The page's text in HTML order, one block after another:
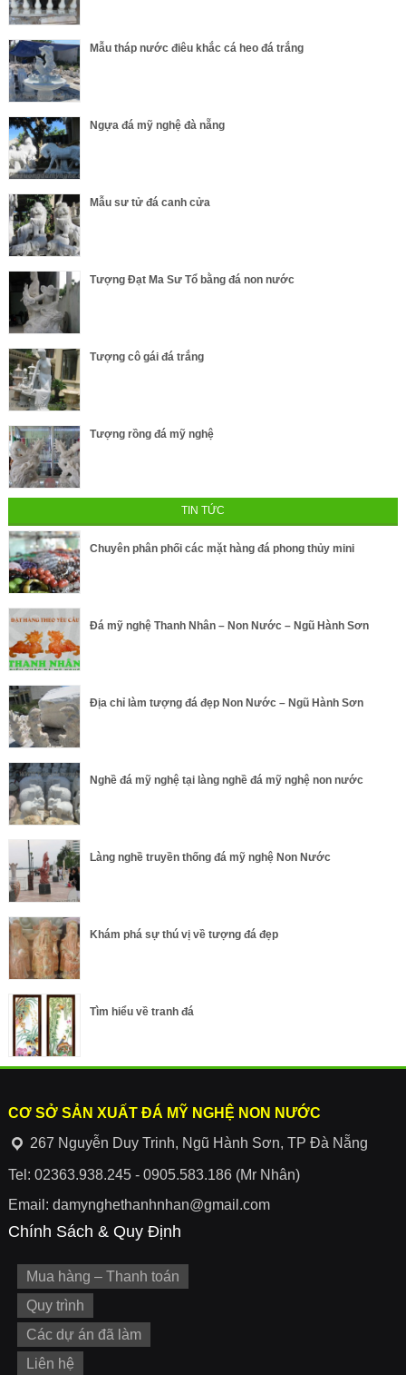
Mẫu tháp nước điêu khắc cá heo đá trắng
Ngựa đá mỹ nghệ đà nẵng
Mẫu sư tử đá canh cửa
Tượng Đạt Ma Sư Tổ bằng đá non nước
Tượng cô gái đá trắng
Tượng rồng đá mỹ nghệ
TIN TỨC
Chuyên phân phối các mặt hàng đá phong thủy mini
Đá mỹ nghệ Thanh Nhân – Non Nước – Ngũ Hành Sơn
Địa chỉ làm tượng đá đẹp Non Nước – Ngũ Hành Sơn
Nghề đá mỹ nghệ tại làng nghề đá mỹ nghệ non nước
Làng nghề truyền thống đá mỹ nghệ Non Nước
Khám phá sự thú vị về tượng đá đẹp
Tìm hiểu về tranh đá
CƠ SỞ SẢN XUẤT ĐÁ MỸ NGHỆ NON NƯỚC
267 Nguyễn Duy Trinh, Ngũ Hành Sơn, TP Đà Nẵng
Tel: 02363.938.245 - 0905.583.186 (Mr Nhân)
Email: damynghethanhnhan@gmail.com
Chính Sách & Quy Định
Mua hàng – Thanh toán
Quy trình
Các dự án đã làm
Liên hệ